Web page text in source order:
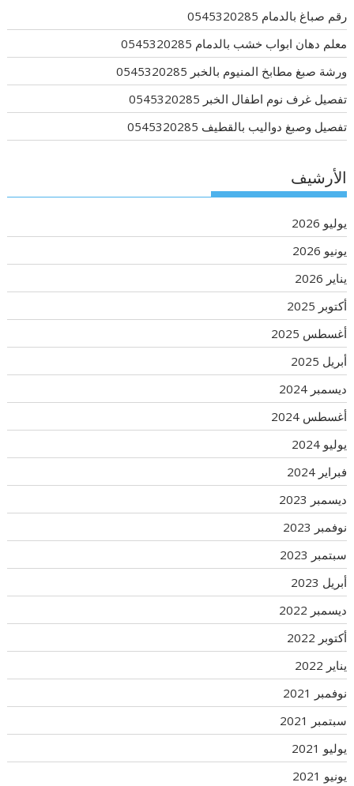
رقم صباغ بالدمام 0545320285
معلم دهان ابواب خشب بالدمام 0545320285
ورشة صبغ مطابخ المنيوم بالخبر 0545320285
تفصيل غرف نوم اطفال الخبر 0545320285
تفصيل وصبغ دواليب بالقطيف 0545320285
الأرشيف
يوليو 2026
يونيو 2026
يناير 2026
أكتوبر 2025
أغسطس 2025
أبريل 2025
ديسمبر 2024
أغسطس 2024
يوليو 2024
فبراير 2024
ديسمبر 2023
نوفمبر 2023
سبتمبر 2023
أبريل 2023
ديسمبر 2022
أكتوبر 2022
يناير 2022
نوفمبر 2021
سبتمبر 2021
يوليو 2021
يونيو 2021